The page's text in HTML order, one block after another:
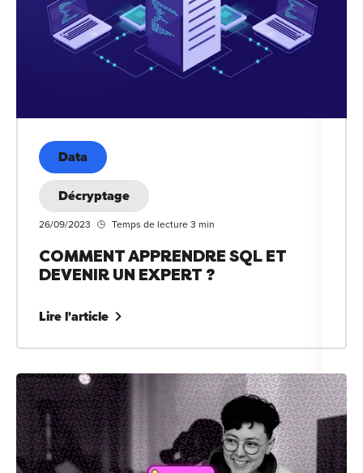
Data
Décryptage
26/09/2023 Temps de lecture 3 min
COMMENT APPRENDRE SQL ET
DEVENIR UN EXPERT ?
Lire l'article